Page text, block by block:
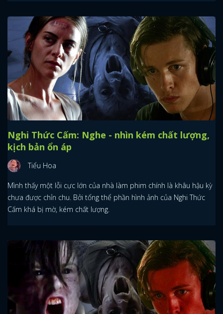
Nghi Thức Cấm: Nghe - nhìn kém chất lượng,
kịch bản ổn áp
Tiểu Hoa
Mình thấy một lỗi cực lớn của nhà làm phim chính là khâu hậu kỳ
chưa được chỉn chu. Bởi tổng thể phần hình ảnh của Nghi Thức
Cấm khá bị mờ, kém chất lượng.